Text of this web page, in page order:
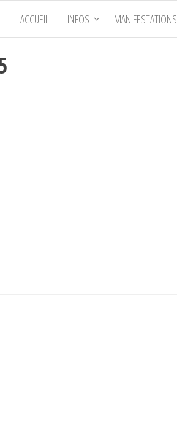
ACCUEIL INFOS MANIFESTATIONS